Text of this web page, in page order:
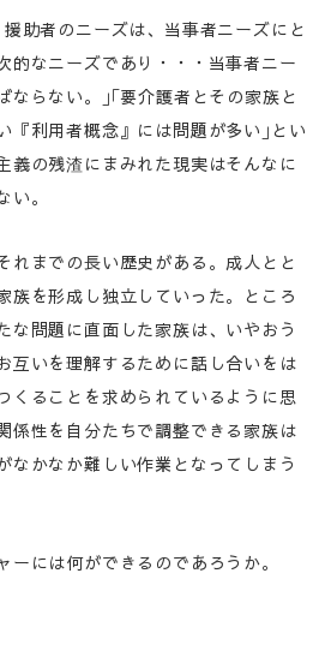
助者のニーズは、当事者ニーズにと
的なニーズであり・・・当事者ニー
ならない。｣｢要介護者とその家族と
『利用者概念』には問題が多い｣とい
義の残渣にまみれた現実はそんなに
。
れまでの長い歴史がある。成人とと
族を形成し独立していった。ところ
な問題に直面した家族は、いやおう
互いを理解するために話し合いをは
くることを求められているように思
係性を自分たちで調整できる家族は
なかなか難しい作業となってしまう
ーには何ができるのであろうか。